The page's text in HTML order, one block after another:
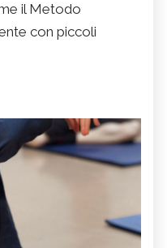
il Metodo
con piccoli